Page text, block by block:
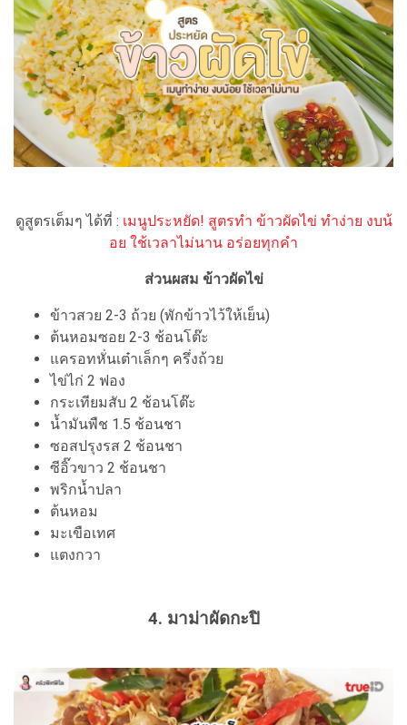
ดูสูตรเต็มๆ ได้ที่ : เมนูประหยัด! สูตรทำ ข้าวผัดไข่ ทำง่าย งบน้
อย ใช้เวลาไม่นาน อร่อยทุกคำ
ส่วนผสม ข้าวผัดไข่
ข้าวสวย 2-3 ถ้วย (พักข้าวไว้ให้เย็น)
ต้นหอมซอย 2-3 ช้อนโต๊ะ
แครอทหั่นเต๋าเล็กๆ ครึ่งถ้วย
ไข่ไก่ 2 ฟอง
กระเทียมสับ 2 ช้อนโต๊ะ
น้ำมันพืช 1.5 ช้อนชา
ซอสปรุงรส 2 ช้อนชา
ซีอิ๊วขาว 2 ช้อนชา
พริกน้ำปลา
ต้นหอม
มะเขือเทศ
แตงกวา
4. มาม่าผัดกะปิ